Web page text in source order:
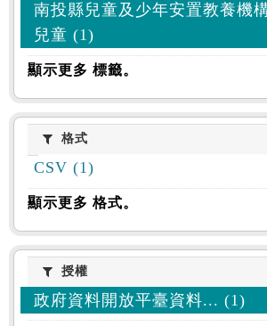
南投縣兒童及少年安置教養機
兒童 (1)
顯示更多 標籤。
格式格式
CSV (1)
顯示更多 格式。
授權授權
政府資料開放平臺資料... (1)